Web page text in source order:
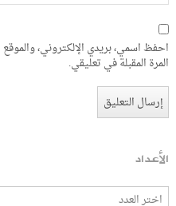
احفظ اسمي، بريدي الإلكتروني،
المرة المقبلة في تعليقي.
الأعداد